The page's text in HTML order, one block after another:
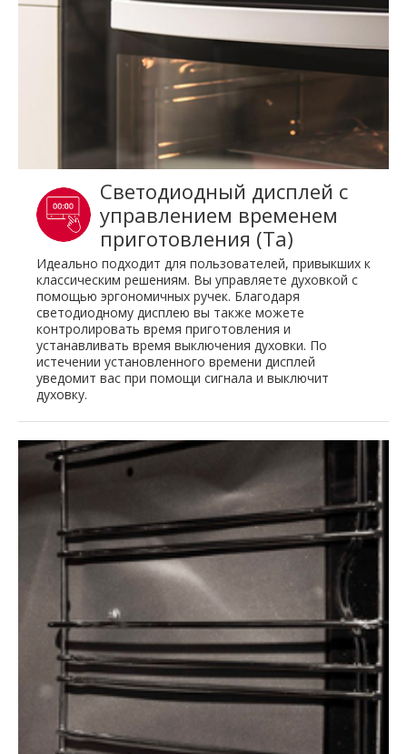
Светодиодный дисплей с
управлением временем
приготовления (Ta)
Идеально подходит для пользователей, привыкших к
классическим решениям. Вы управляете духовкой с
помощью эргономичных ручек. Благодаря
светодиодному дисплею вы также можете
контролировать время приготовления и
устанавливать время выключения духовки. По
истечении установленного времени дисплей
уведомит вас при помощи сигнала и выключит
духовку.